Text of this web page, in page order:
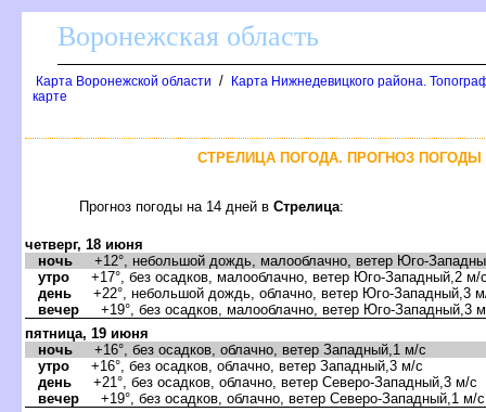
оронежская область
Карта Воронежской области /
Карта Нижнедевицкого района.
карте
СТРЕЛИЦА ПОГОДА. ПРОГНОЗ
Прогноз погоды на 14 дней Стрелица:
четверг, 18 июня
ночь +12°, небольшой дождь, малооблачно, ветер Юго-
утро +17°, без осадков, малооблачно, ветер Юго-Западный,2 м/
день +22°, небольшой дождь, облачно, ветер Юго-Западный,3
ечер +19°, без осадков, малооблачно, ветер Юго-Западный,3
пятница, 19 июня
ночь +16°, без осадков, облачно, ветер Западный,1 м/с
утро +16°, без осадков, облачно, ветер Западный,3 м/с
день +21°, без осадков, облачно, ветер Северо-Западный,3 м/с
ечер +19°, без осадков, облачно, ветер Северо-Западный,1 м/с